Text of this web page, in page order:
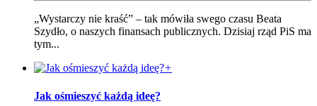
„Wystarczy nie kraść” – tak mówiła swego czasu Beata
Szydło, o naszych finansach publicznych. Dzisiaj rząd PiS ma
tym...
+
Jak ośmieszyć każdą ideę?